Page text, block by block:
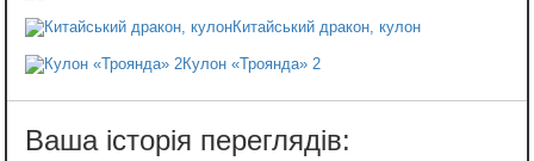
Китайський дракон, кулон
Кулон «Троянда» 2